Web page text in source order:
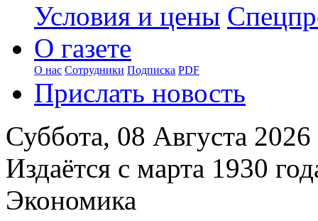
Условия и цены
О газете
О нас Сотрудники Подписка PDF
Прислать новость
Суббота, 08 Августа 2026
Издаётся с марта 1930
Экономика